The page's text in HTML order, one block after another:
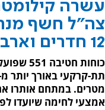
עשרה
צה"ל חשף
12 חדרים וארבעה פירי שיגור
כוחות
אמצעי לחימה שיועדו